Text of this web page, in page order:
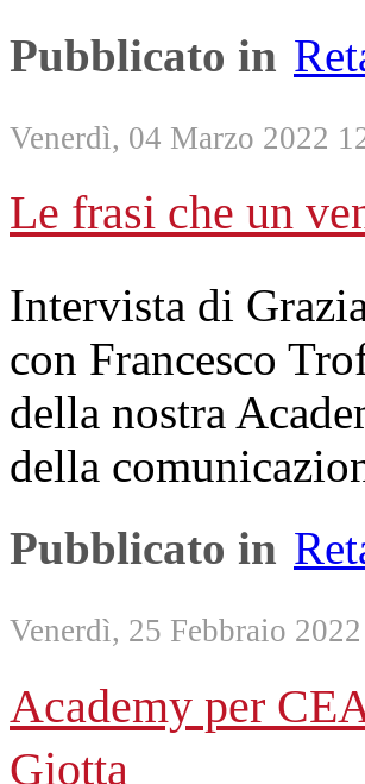
Pubblicato in
Venerdì, 04 Marzo 2022
Le frasi che un
Intervista di
con Francesco
della nostra
della
Pubblicato in
Venerdì, 25 Febbraio
Academy per
Giotta